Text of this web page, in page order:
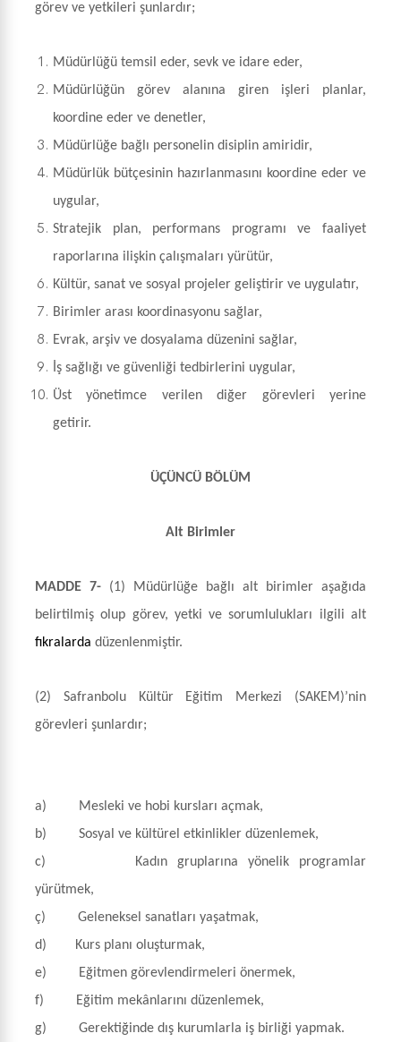
görev ve yetkileri şunlardır;
Müdürlüğü temsil eder, sevk ve idare eder,
Müdürlüğün görev alanına giren işleri planlar,
koordine eder ve denetler,
Müdürlüğe bağlı personelin disiplin amiridir,
Müdürlük bütçesinin hazırlanmasını koordine eder ve
uygular,
Stratejik plan, performans programı ve faaliyet
raporlarına ilişkin çalışmaları yürütür,
Kültür, sanat ve sosyal projeler geliştirir ve uygulatır,
Birimler arası koordinasyonu sağlar,
Evrak, arşiv ve dosyalama düzenini sağlar,
İş sağlığı ve güvenliği tedbirlerini uygular,
Üst yönetimce verilen diğer görevleri yerine
getirir.
ÜÇÜNCÜ BÖLÜM
Alt Birimler
MADDE 7- (1)
Müdürlüğe bağlı alt birimler aşağıda
belirtilmiş olup görev, yetki ve sorumlulukları ilgili alt
fıkralarda düzenlenmiştir.
(2) Safranbolu Kültür Eğitim Merkezi (SAKEM)’nin
görevleri şunlardır;
a) Mesleki ve hobi kursları açmak,
b) Sosyal ve kültürel etkinlikler düzenlemek,
c) Kadın gruplarına yönelik programlar
yürütmek,
ç) Geleneksel sanatları yaşatmak,
d) Kurs planı oluşturmak,
e) Eğitmen görevlendirmeleri önermek,
f) Eğitim mekânlarını düzenlemek,
g) Gerektiğinde dış kurumlarla iş birliği yapmak.